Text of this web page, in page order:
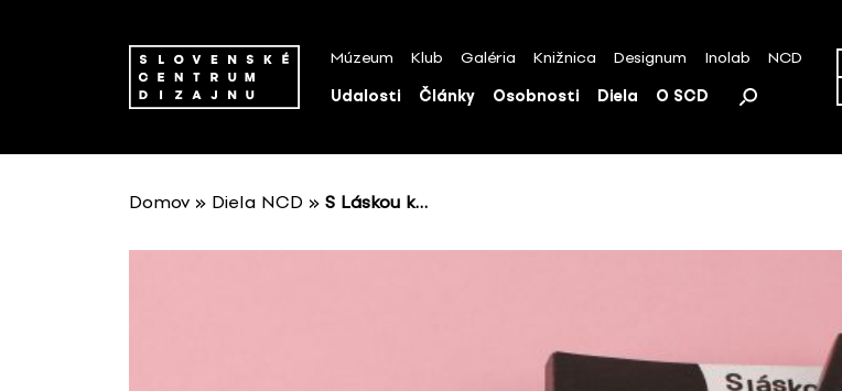
Múzeum Klub Galéria Knižnica Designum Inolab NCD
Udalosti Články Osobnosti Diela O SCD
Domov » Diela NCD » S Láskou k…